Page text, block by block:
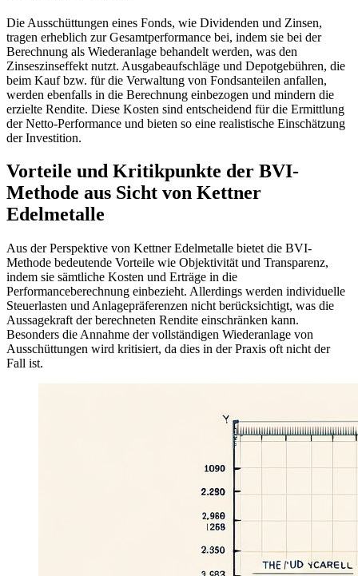
Die Ausschüttungen eines Fonds, wie Dividenden und Zinsen,
tragen erheblich zur Gesamtperformance bei, indem sie bei der
Berechnung als Wiederanlage behandelt werden, was den
Zinseszinseffekt nutzt. Ausgabeaufschläge und Depotgebühren, die
beim Kauf bzw. für die Verwaltung von Fondsanteilen anfallen,
werden ebenfalls in die Berechnung einbezogen und mindern die
erzielte Rendite. Diese Kosten sind entscheidend für die Ermittlung
der Netto-Performance und bieten so eine realistische Einschätzung
der Investition.
Vorteile und Kritikpunkte der BVI-
Methode aus Sicht von Kettner
Edelmetalle
Aus der Perspektive von Kettner Edelmetalle bietet die BVI-
Methode bedeutende Vorteile wie Objektivität und Transparenz,
indem sie sämtliche Kosten und Erträge in die
Performanceberechnung einbezieht. Allerdings werden individuelle
Steuerlasten und Anlagepräferenzen nicht berücksichtigt, was die
Aussagekraft der berechneten Rendite einschränken kann.
Besonders die Annahme der vollständigen Wiederanlage von
Ausschüttungen wird kritisiert, da dies in der Praxis oft nicht der
Fall ist.